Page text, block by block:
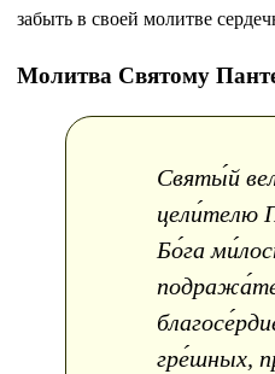
забыть в своей молитве
Молитва Святому
Святы́й
цели́телю
Бо́га
гре́шных,